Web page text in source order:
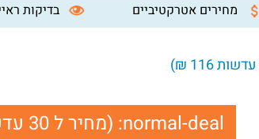
מחירים אטרקטיביים בדיקות
normal-deal: (מחיר ל 30 עדשות 116 ₪)